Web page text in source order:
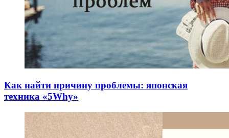
Как найти причину проблемы: японская
техника «5Why»